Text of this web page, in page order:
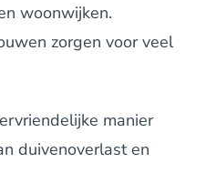
woonwijken.
zorgen voor veel
manier
duivenoverlast en